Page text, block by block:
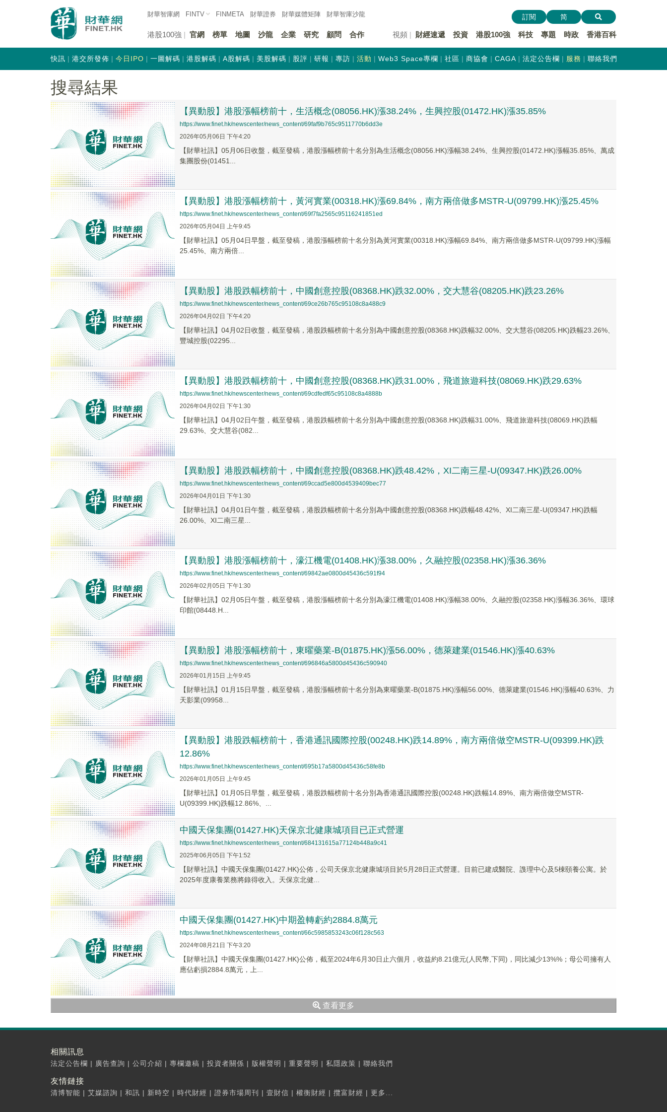
財華智庫網 FINTV FINMETA 財華證券 財華媒體矩陣 財華智庫沙龍
港股100強 官網 榜單 地圖 沙龍 企業 研究 顧問 合作 視頻 財經速遞 投資 港股100強 科技 專題 時政 香港百科
訂閱 简
快訊 港交所發佈 今日IPO 一圖解碼 港股解碼 A股解碼 美股解碼 股評 研報 專訪 活動 Web3 Space專欄 社區 商協會 CAGA 法定公告欄 服務 聯絡我們
搜尋結果
【異動股】港股漲幅榜前十，生活概念(08056.HK)漲38.24%，生興控股(01472.HK)漲35.85%
https://www.finet.hk/newscenter/news_content/69faf9b765c9511770b6dd3e
2026年05月06日 下午4:20
【財華社訊】05月06日收盤，截至發稿，港股漲幅榜前十名分別為生活概念(08056.HK)漲幅38.24%、生興控股(01472.HK)漲幅35.85%、萬成
集團股份(01451...
【異動股】港股漲幅榜前十，黃河實業(00318.HK)漲69.84%，南方兩倍做多MSTR-U(09799.HK)漲25.45%
https://www.finet.hk/newscenter/news_content/69f7fa2565c95116241851ed
2026年05月04日 上午9:45
【財華社訊】05月04日早盤，截至發稿，港股漲幅榜前十名分別為黃河實業(00318.HK)漲幅69.84%、南方兩倍做多MSTR-U(09799.HK)漲幅
25.45%、南方兩倍...
【異動股】港股跌幅榜前十，中國創意控股(08368.HK)跌32.00%，交大慧谷(08205.HK)跌23.26%
https://www.finet.hk/newscenter/news_content/69ce26b765c95108c8a488c9
2026年04月02日 下午4:20
【財華社訊】04月02日收盤，截至發稿，港股跌幅榜前十名分別為中國創意控股(08368.HK)跌幅32.00%、交大慧谷(08205.HK)跌幅23.26%、
豐城控股(02295...
【異動股】港股跌幅榜前十，中國創意控股(08368.HK)跌31.00%，飛道旅遊科技(08069.HK)跌29.63%
https://www.finet.hk/newscenter/news_content/69cdfedf65c95108c8a4888b
2026年04月02日 下午1:30
【財華社訊】04月02日午盤，截至發稿，港股跌幅榜前十名分別為中國創意控股(08368.HK)跌幅31.00%、飛道旅遊科技(08069.HK)跌幅
29.63%、交大慧谷(082...
【異動股】港股跌幅榜前十，中國創意控股(08368.HK)跌48.42%，XI二南三星-U(09347.HK)跌26.00%
https://www.finet.hk/newscenter/news_content/69ccad5e800d4539409bec77
2026年04月01日 下午1:30
【財華社訊】04月01日午盤，截至發稿，港股跌幅榜前十名分別為中國創意控股(08368.HK)跌幅48.42%、XI二南三星-U(09347.HK)跌幅
26.00%、XI二南三星...
【異動股】港股漲幅榜前十，濠江機電(01408.HK)漲38.00%，久融控股(02358.HK)漲36.36%
https://www.finet.hk/newscenter/news_content/69842ae0800d45436c591f94
2026年02月05日 下午1:30
【財華社訊】02月05日午盤，截至發稿，港股漲幅榜前十名分別為濠江機電(01408.HK)漲幅38.00%、久融控股(02358.HK)漲幅36.36%、環球
印館(08448.H...
【異動股】港股漲幅榜前十，東曜藥業-B(01875.HK)漲56.00%，德萊建業(01546.HK)漲40.63%
https://www.finet.hk/newscenter/news_content/696846a5800d45436c590940
2026年01月15日 上午9:45
【財華社訊】01月15日早盤，截至發稿，港股漲幅榜前十名分別為東曜藥業-B(01875.HK)漲幅56.00%、德萊建業(01546.HK)漲幅40.63%、力
天影業(09958...
【異動股】港股跌幅榜前十，香港通訊國際控股(00248.HK)跌14.89%，南方兩倍做空MSTR-U(09399.HK)跌
12.86%
https://www.finet.hk/newscenter/news_content/695b17a5800d45436c58fe8b
2026年01月05日 上午9:45
【財華社訊】01月05日早盤，截至發稿，港股跌幅榜前十名分別為香港通訊國際控股(00248.HK)跌幅14.89%、南方兩倍做空MSTR-
U(09399.HK)跌幅12.86%、...
中國天保集團(01427.HK)天保京北健康城項目已正式營運
https://www.finet.hk/newscenter/news_content/684131615a77124b448a9c41
2025年06月05日 下午1:52
【財華社訊】中國天保集團(01427.HK)公佈，公司天保京北健康城項目於5月28日正式營運。目前已建成醫院、謢理中心及5棟頤養公寓。於
2025年度康養業務將錄得收入。天保京北健...
中國天保集團(01427.HK)中期盈轉虧約2884.8萬元
https://www.finet.hk/newscenter/news_content/66c5985853243c06f128c563
2024年08月21日 下午3:20
【財華社訊】中國天保集團(01427.HK)公佈，截至2024年6月30日止六個月，收益約8.21億元(人民幣,下同)，同比減少13%%；母公司擁有人
應佔虧損2884.8萬元，上...
查看更多
相關訊息
法定公告欄 | 廣告查詢 | 公司介紹 | 專欄邀稿 | 投資者關係 | 版權聲明 | 重要聲明 | 私隱政策 | 聯絡我們
友情鏈接
清博智能 | 艾媒諮詢 | 和訊 | 新時空 | 時代財經 | 證券市場周刊 | 壹財信 | 權衡財經 | 攬富財經 | 更多...